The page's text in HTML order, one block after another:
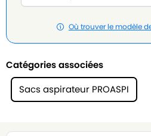
Où trouver le modèle
Catégories associées
Sacs aspirateur PROASPI